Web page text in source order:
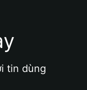
tin dùng